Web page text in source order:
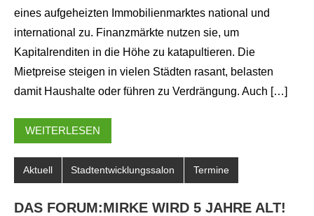
eines aufgeheizten Immobilienmarktes national und
international zu. Finanzmärkte nutzen sie, um
Kapitalrenditen in die Höhe zu katapultieren. Die
Mietpreise steigen in vielen Städten rasant, belasten
damit Haushalte oder führen zu Verdrängung. Auch […]
WEITERLESEN
Aktuell Stadtentwicklungssalon Termine
DAS FORUM:MIRKE WIRD 5 JAHRE ALT!